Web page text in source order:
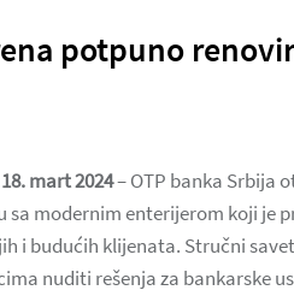
potpuno
mart 2024– OTP banka Srbija
sa modernim enterijerom koji je
i budućih klijenata. Stručni
nuditi rešenja za bankarske